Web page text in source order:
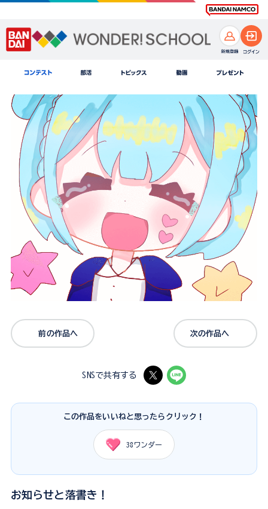
前の作品へ 次の作品へ
SNSで共有する
この作品をいいねと思ったらクリック！
38 ワンダー
お知らせと落書き！